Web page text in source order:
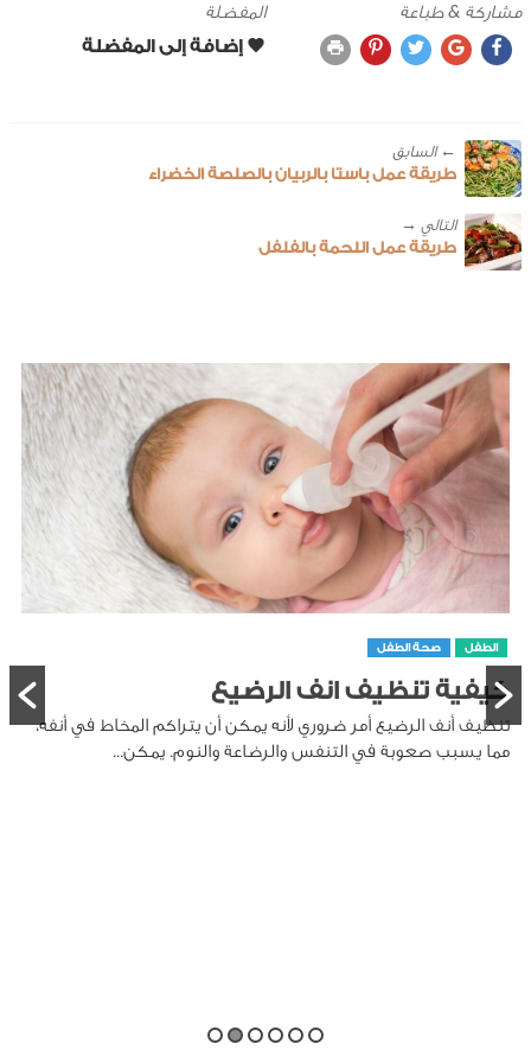
مشاركة & طباعة المفضلة
← ‎السابق
طريقة عمل باستا بالربيان بالصلصة الخضراء
طريقة عمل اللحمة بالفلفل
الطفل صحة الطفل
كيفية تنظيف انف الرضيع
تنظيف أنف الرضيع أمر ضروري لأنه يمكن أن يتراكم المخاط في أنفه،
مما يسبب صعوبة في التنفس والرضاعة والنوم. يمكن...